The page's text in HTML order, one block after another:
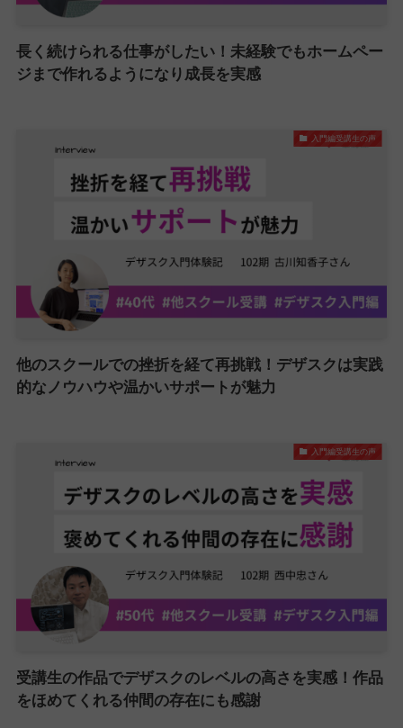
長く続けられる仕事がしたい！未経験でもホームペー
ジまで作れるようになり成長を実感
入門編受講生の声
他のスクールでの挫折を経て再挑戦！デザスクは実践
的なノウハウや温かいサポートが魅力
入門編受講生の声
受講生の作品でデザスクのレベルの高さを実感！作品
をほめてくれる仲間の存在にも感謝